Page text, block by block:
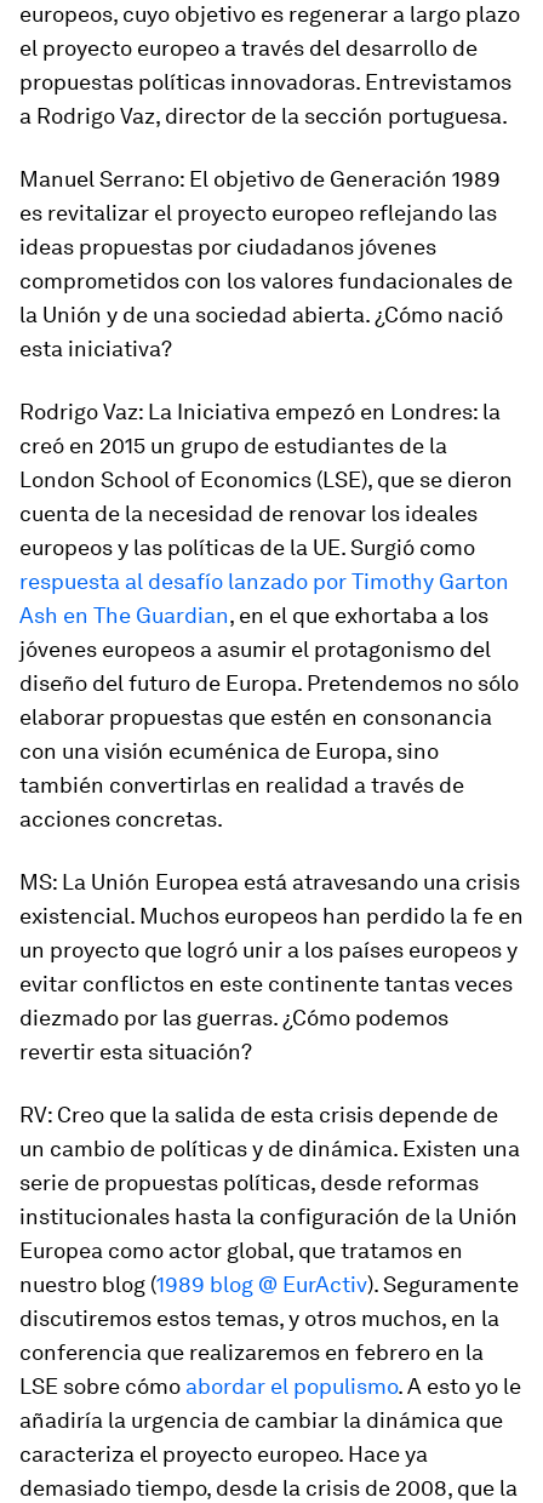
europeos, cuyo objetivo es regenerar a largo plazo
el proyecto europeo a través del desarrollo de
propuestas políticas innovadoras. Entrevistamos
a Rodrigo Vaz, director de la sección portuguesa.
Manuel Serrano: El objetivo de Generación 1989
es revitalizar el proyecto europeo reflejando las
ideas propuestas por ciudadanos jóvenes
comprometidos con los valores fundacionales de
la Unión y de una sociedad abierta. ¿Cómo nació
esta iniciativa?
Rodrigo Vaz: La Iniciativa empezó en Londres: la
creó en 2015 un grupo de estudiantes de la
London School of Economics (LSE), que se dieron
cuenta de la necesidad de renovar los ideales
europeos y las políticas de la UE. Surgió como
respuesta al desafío lanzado por Timothy Garton
Ash en The Guardian, en el que exhortaba a los
jóvenes europeos a asumir el protagonismo del
diseño del futuro de Europa. Pretendemos no sólo
elaborar propuestas que estén en consonancia
con una visión ecuménica de Europa, sino
también convertirlas en realidad a través de
acciones concretas.
MS: La Unión Europea está atravesando una crisis
existencial. Muchos europeos han perdido la fe en
un proyecto que logró unir a los países europeos y
evitar conflictos en este continente tantas veces
diezmado por las guerras. ¿Cómo podemos
revertir esta situación?
RV: Creo que la salida de esta crisis depende de
un cambio de políticas y de dinámica. Existen una
serie de propuestas políticas, desde reformas
institucionales hasta la configuración de la Unión
Europea como actor global, que tratamos en
nuestro blog (1989 blog @ EurActiv). Seguramente
discutiremos estos temas, y otros muchos, en la
conferencia que realizaremos en febrero en la
LSE sobre cómo abordar el populismo. A esto yo le
añadiría la urgencia de cambiar la dinámica que
caracteriza el proyecto europeo. Hace ya
demasiado tiempo, desde la crisis de 2008, que la